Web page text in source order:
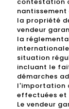
la propriété
vendeur
la
situation
incluant le
démarches
l'importation
effectuées et
Le vendeur